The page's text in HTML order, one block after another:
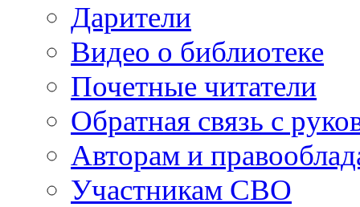
Дарители
Видео о библиотеке
Почетные читатели
Обратная связь с
Авторам и
Участникам СВО